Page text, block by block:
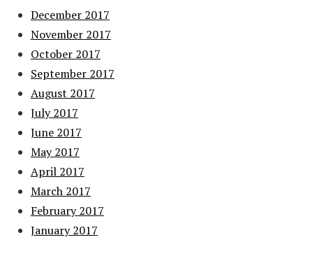
December 2017
November 2017
October 2017
September 2017
August 2017
July 2017
June 2017
May 2017
April 2017
March 2017
February 2017
January 2017